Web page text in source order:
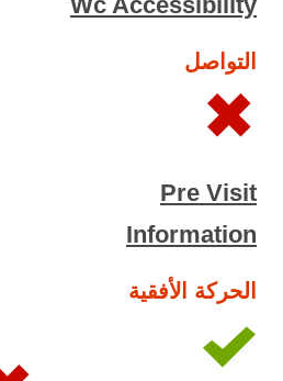
التواصل
Pre Visit
Information
الحركة الأفقية